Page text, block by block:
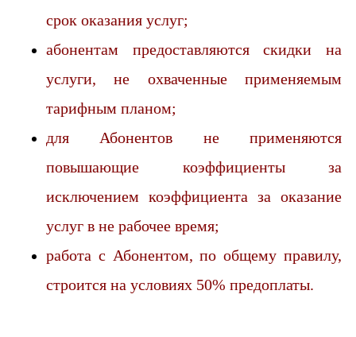
срок оказания услуг;
абонентам предоставляются скидки на
услуги, не охваченные применяемым
тарифным планом;
для Абонентов не применяются
повышающие коэффициенты за
исключением коэффициента за оказание
услуг в не рабочее время;
работа с Абонентом, по общему правилу,
строится на условиях 50% предоплаты.